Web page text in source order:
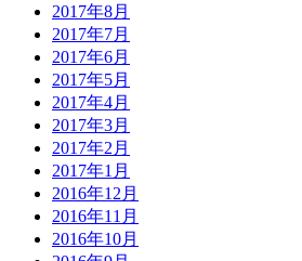
2017年8月
2017年7月
2017年6月
2017年5月
2017年4月
2017年3月
2017年2月
2017年1月
2016年12月
2016年11月
2016年10月